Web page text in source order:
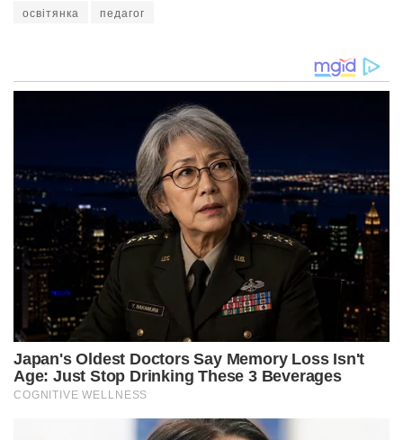
освітянка
педагог